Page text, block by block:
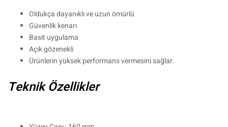
Oldukça dayanıklı ve uzun ömürlü
Güvenlik kenarı
Basit uygulama
Açık gözenekli
Ürünlerin yüksek performans vermesini sağlar.
Teknik Özellikler